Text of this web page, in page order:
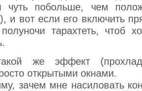
побольше, чем
и вот если его включить
тарахтеть, чтоб
же эффект
открытыми окнами.
зачем мне насиловать